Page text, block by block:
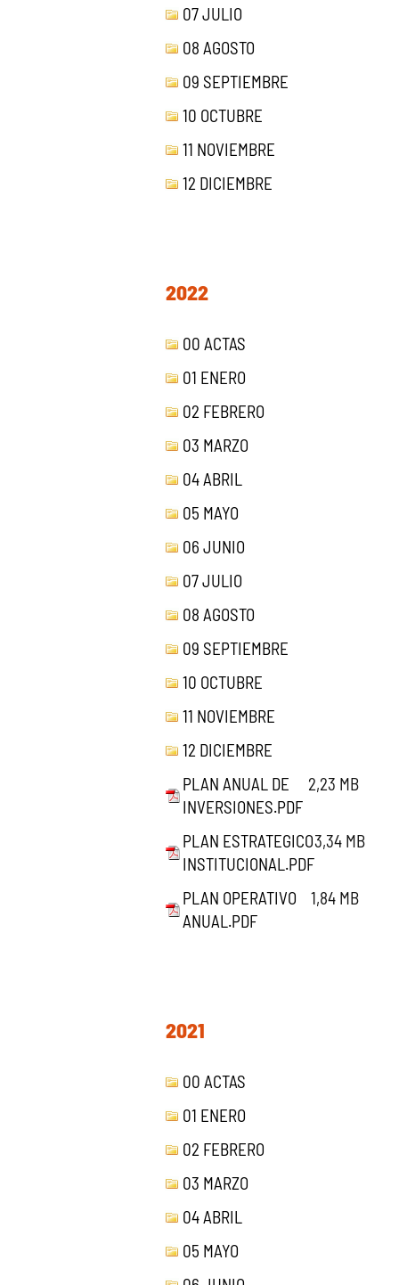
07 JULIO
08 AGOSTO
09 SEPTIEMBRE
10 OCTUBRE
11 NOVIEMBRE
12 DICIEMBRE
2022
00 ACTAS
01 ENERO
02 FEBRERO
03 MARZO
04 ABRIL
05 MAYO
06 JUNIO
07 JULIO
08 AGOSTO
09 SEPTIEMBRE
10 OCTUBRE
11 NOVIEMBRE
12 DICIEMBRE
PLAN ANUAL DE
INVERSIONES.PDF
2,23 MB
PLAN ESTRATEGICO
INSTITUCIONAL.PDF
3,34 MB
PLAN OPERATIVO
ANUAL.PDF
1,84 MB
2021
00 ACTAS
01 ENERO
02 FEBRERO
03 MARZO
04 ABRIL
05 MAYO